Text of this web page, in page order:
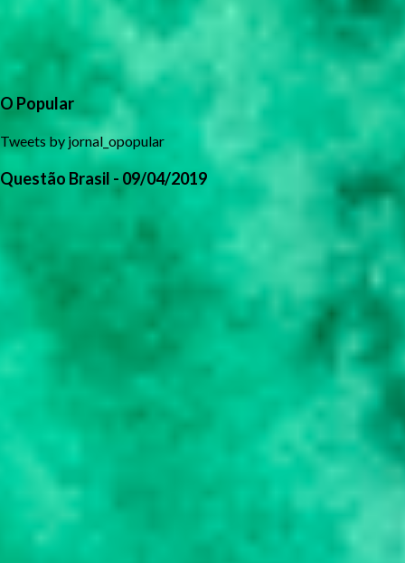
O Popular
Tweets by jornal_opopular
Questão Brasil - 09/04/2019